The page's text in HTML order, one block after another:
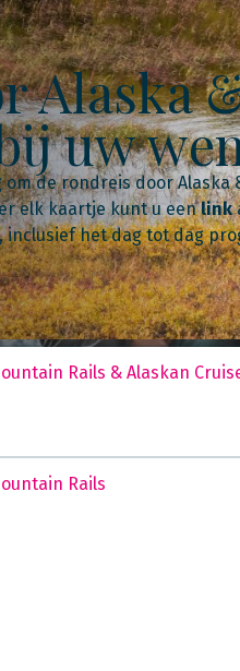
Alaska
uw
de rondreis door Alaska
elk kaartje kunt u eenlink
het dag tot dag
Rails & Alaskan
Rails